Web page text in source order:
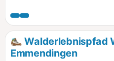
eignet sich nur für trittsichere
Walderlebnispfad
Emmendingen